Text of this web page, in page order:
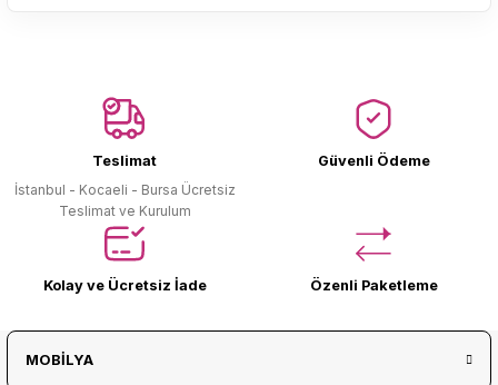
Teslimat
İstanbul - Kocaeli - Bursa Ücretsiz
Teslimat ve Kurulum
Güvenli Ödeme
Kolay ve Ücretsiz İade Özenli Paketleme
MOBİLYA